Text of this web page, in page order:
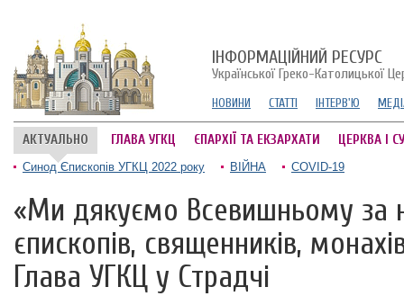
ІНФОРМАЦІЙНИЙ РЕСУРС
Української Греко-Католицької
НОВИНИ СТАТТІ ІНТЕРВ'Ю
АКТУАЛЬНО ГЛАВА УГКЦ ЄПАРХІЇ ТА ЕКЗАРХАТИ ЦЕРКВА І
Синод Єпископів УГКЦ 2022 року ВІЙНА COVID-19
«Ми дякуємо Всевишньому за
єпископів, священників,
Глава УГКЦ у Страдчі